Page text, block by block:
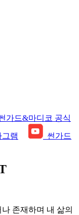
가드&마디코 공식
램
썬가드
존재하며 내 삶의